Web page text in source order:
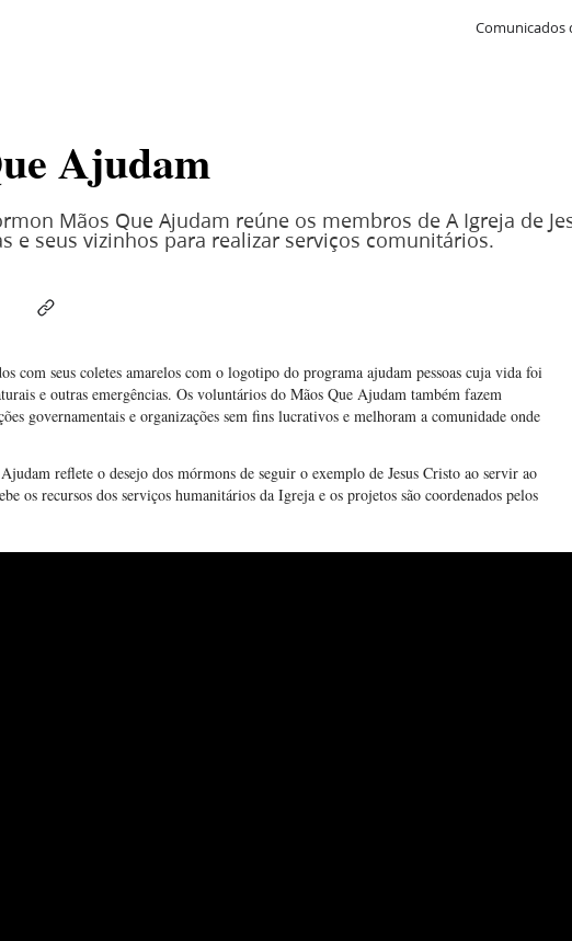
Comunicados
Ajudam
Mãos Que Ajudam reúne os membros de A Igreja de
e seus vizinhos para realizar serviços comunitários.
com seus coletes amarelos com o logotipo do programa ajudam pessoas cuja vida foi
e outras emergências. Os voluntários do Mãos Que Ajudam também fazem
governamentais e organizações sem fins lucrativos e melhoram a comunidade onde
reflete o desejo dos mórmons de seguir o exemplo de Jesus Cristo ao servir ao
os recursos dos serviços humanitários da Igreja e os projetos são coordenados pelos